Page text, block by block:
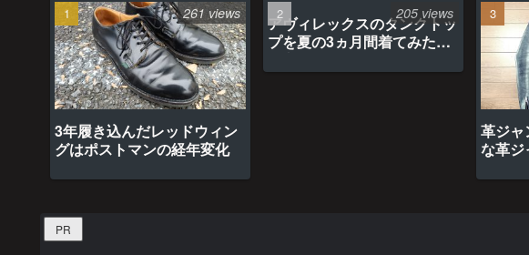
3年履き込んだレッドウィン
グはポストマンの経年変化
261 views
アヴィレックスのタンクトッ
プを夏の3ヵ月間着てみたら
205 views
革ジャ
な革ジ
PR